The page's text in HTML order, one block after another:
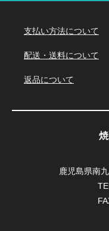
支払い方法について
配送・送料について
返品について
鹿児島県南